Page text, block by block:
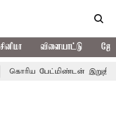
சினிமா விளையாட்டு
பேட்மிண்டன் இறுதி